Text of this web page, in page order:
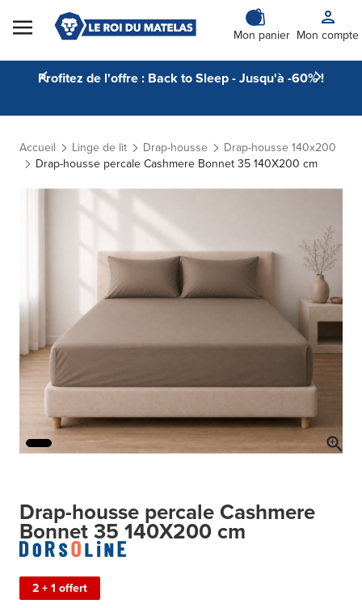
Skip to Content
Mon panier Mon compte
Profitez de l'offre : Back to Sleep - Jusqu'à -60% !
Accueil Linge de lit Drap-housse
Drap-housse 140x200
Drap-housse percale Cashmere Bonnet 35 140X200 cm
Drap-housse percale Cashmere
Bonnet 35 140X200 cm
2 + 1 offert